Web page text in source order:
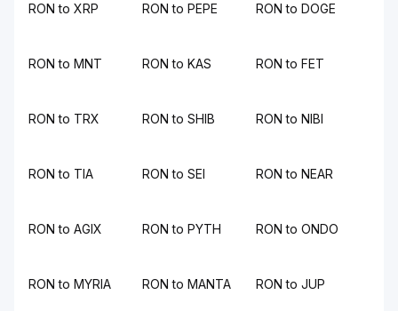
RON to XRP RON to PEPE RON to DOGE
RON to MNT RON to KAS RON to FET
RON to TRX RON to SHIB RON to NIBI
RON to TIA RON to SEI RON to NEAR
RON to AGIX RON to PYTH RON to ONDO
RON to MYRIA RON to MANTA RON to JUP